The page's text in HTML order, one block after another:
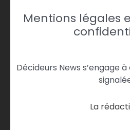
Mentions légales
Décideurs News s’engage
La